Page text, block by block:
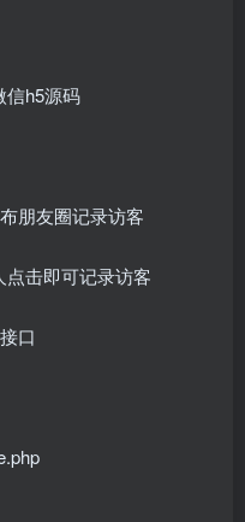
信h5源码
朋友圈记录访客
击即可记录访客
口